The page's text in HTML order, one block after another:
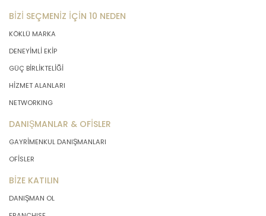
BİZİ SEÇMENİZ İÇİN 10 NEDEN
KÖKLÜ MARKA
DENEYİMLİ EKİP
GÜÇ BİRLİKTELİĞİ
HİZMET ALANLARI
NETWORKING
DANIŞMANLAR & OFİSLER
GAYRİMENKUL DANIŞMANLARI
OFİSLER
BİZE KATILIN
DANIŞMAN OL